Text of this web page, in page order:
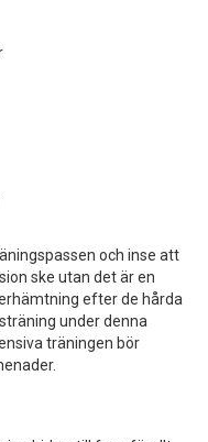
och inse att
ske utan det är en
efter de hårda
under denna
träningen bör